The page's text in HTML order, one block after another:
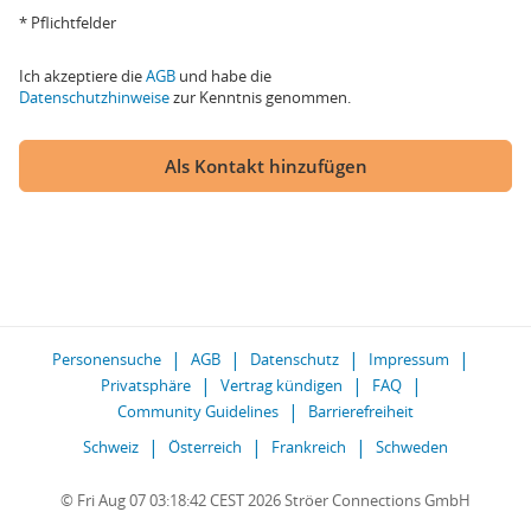
* Pflichtfelder
Ich akzeptiere dieAGB und habe die
Datenschutzhinweisezur Kenntnis genommen.
Als Kontakt hinzufügen
Personensuche AGB Datenschutz
Impressum
Privatsphäre
Vertrag kündigen
FAQ
Community Guidelines
Barrierefreiheit
Schweiz
Österreich Frankreich Schweden
© Fri Aug 07 03:18:42 CEST 2026 Ströer Connections GmbH